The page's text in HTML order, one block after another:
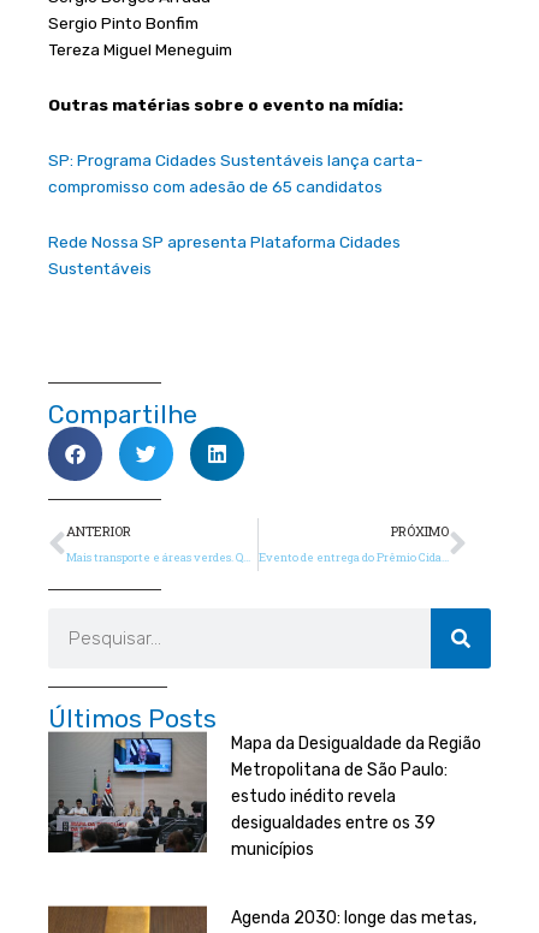
Sergio Pinto Bonfim
Tereza Miguel Meneguim
Outras matérias sobre o evento na mídia:
SP: Programa Cidades Sustentáveis lança carta-
compromisso com adesão de 65 candidatos
Rede Nossa SP apresenta Plataforma Cidades
Sustentáveis
Compartilhe
Anterior
ANTERIOR
Mais transporte e áreas verdes. Quais promessas os eleitores querem ouvir nestas eleições
PRÓXIMO
Evento de entrega do Prêmio Cidades Sustentáveis acontece nesta quarta. Participe!
Últimos Posts
Mapa da Desigualdade da Região
Metropolitana de São Paulo:
estudo inédito revela
desigualdades entre os 39
municípios
Agenda 2030: longe das metas,